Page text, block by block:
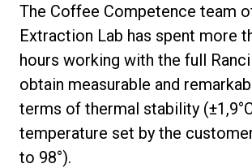
The Coffee Competence team
Extraction Lab has spent more
hours working with the full
obtain measurable and
terms of thermal stability
temperature set by the
to 98°).